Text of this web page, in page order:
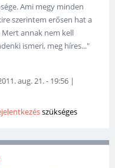
Ami megy minden
szerintem erősen hat a
annak nem kell
ismeri, meg híres..."
aug. 21. - 19:56 |
szükséges